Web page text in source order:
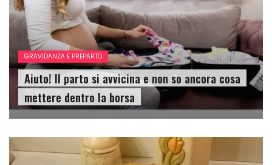
GRAVIDANZA E PREPARTO
Aiuto! Il parto si avvicina e non so ancora cosa
mettere dentro la borsa